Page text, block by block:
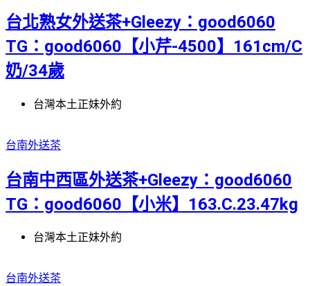
台北熟女外送茶+Gleezy：good6060
TG：good6060【小芹-4500】161cm/C
奶/34歲
台灣本土正妹外約
台南外送茶
台南中西區外送茶+Gleezy：good6060
TG：good6060【小米】163.C.23.47kg
台灣本土正妹外約
台南外送茶